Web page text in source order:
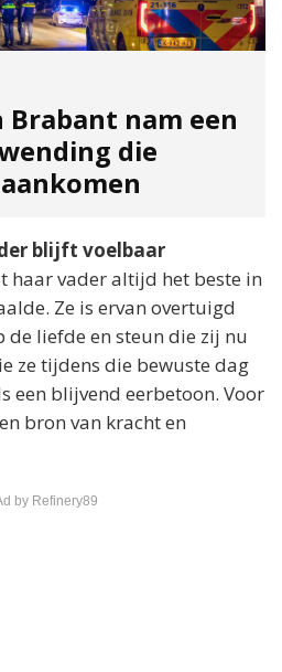
Brabant nam een
die
blijft voelbaar
haar vader altijd het beste in
Ze is ervan overtuigd
liefde en steun die zij nu
ze tijdens die bewuste dag
een blijvend eerbetoon. Voor
bron van kracht en
by Refinery89